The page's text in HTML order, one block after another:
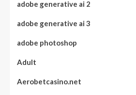
adobe generative ai 2
adobe generative ai 3
adobe photoshop
Adult
Aerobetcasino.net